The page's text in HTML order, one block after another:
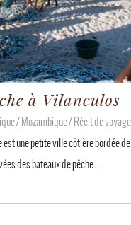
à Vilanculos
/ Mozambique / Récit de voyage
une petite ville côtière bordée
des bateaux de pêche....